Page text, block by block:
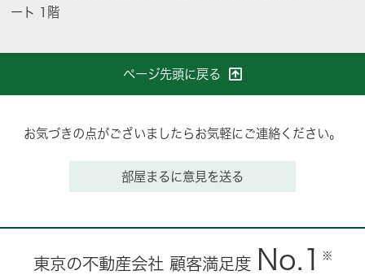
ート 1階
ページ先頭に戻る
お気づきの点がございましたらお気軽にご連絡ください。
部屋まるに意見を送る
東京の不動産会社 顧客満足度 No.1 ※